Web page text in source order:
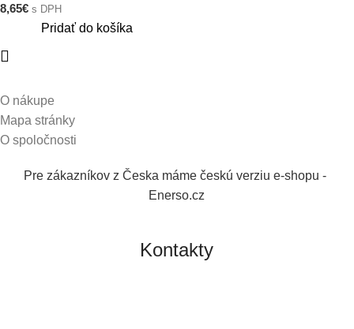
8,65€ s DPH
Pridať do košíka
O nákupe
Mapa stránky
O spoločnosti
Pre zákazníkov z Česka máme českú verziu e-shopu -
Enerso.cz
Kontakty